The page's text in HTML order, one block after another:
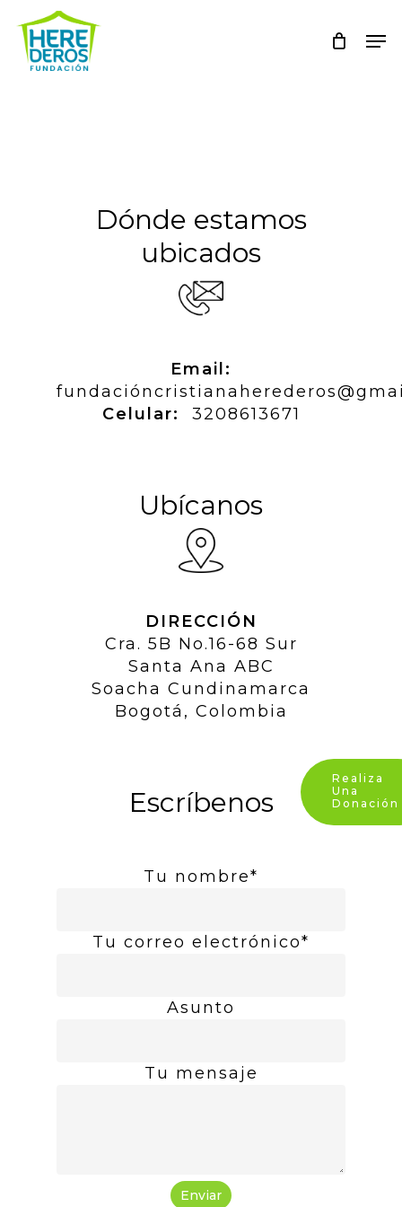
main
content
Dónde estamos
ubicados
Email:
Celular:
3208613671
Ubícanos
DIRECCIÓN
Cra. 5B No.16-68 Sur
Santa Ana ABC
Soacha Cundinamarca
Bogotá, Colombia
Escríbenos
Tu nombre*
Tu correo electrónico*
Asunto
Tu mensaje
Realiza
Una
Donación